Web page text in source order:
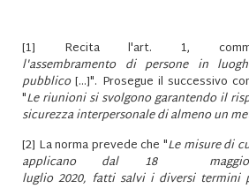
[1] Recita l'art. 1,
l'assembramento di persone in
pubblico[...]". Prosegue il successivo
"Le riunioni si svolgono garantendo il
sicurezza interpersonale di almeno un
[2] La norma prevede che "Le misure di
applicano dal 18
luglio 2020, fatti salvi i diversi termini